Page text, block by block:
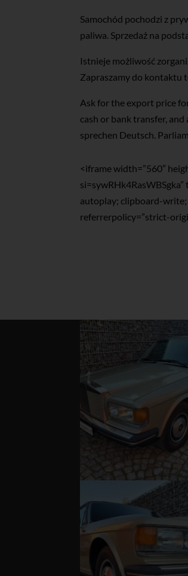
Samochód pochodzi z
paliwa. Sprzedaż na
Istnieje możliwość
Zapraszamy do kontaktu
Ask for the export price
cash or bank transfer,
sprechen Deutsch.
<iframe width=”560″
autoplay; clipboard-
referrerpolicy=”strict-